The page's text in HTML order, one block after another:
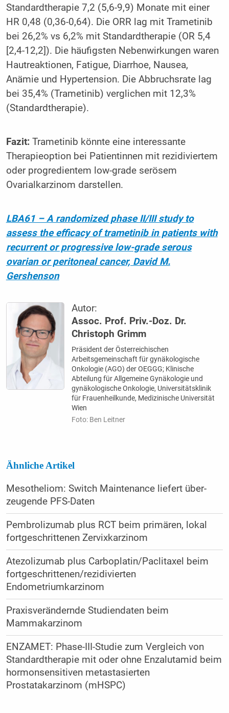
Standardtherapie 7,2 (5,6-9,9) Monate mit einer
HR 0,48 (0,36-0,64). Die ORR lag mit Trametinib
bei 26,2% vs 6,2% mit Standardtherapie (OR 5,4
[2,4-12,2]). Die häufigsten Nebenwirkungen waren
Hautreaktionen, Fatigue, Diarrhoe, Nausea,
Anämie und Hypertension. Die Abbruchsrate lag
bei 35,4% (Trametinib) verglichen mit 12,3%
(Standardtherapie).
Fazit: Trametinib könnte eine interessante
Therapieoption bei Patientinnen mit rezidiviertem
oder progredientem low-grade serösem
Ovarialkarzinom darstellen.
LBA61 – A randomized phase II/III study to
assess the efficacy of trametinib in patients with
recurrent or progressive low-grade serous
ovarian or peritoneal cancer, David M.
Gershenson
Autor:
Assoc. Prof. Priv.-Doz. Dr.
Christoph Grimm
Präsident der Österreichischen
Arbeitsgemeinschaft für gynäkologische
Onkologie (AGO) der OEGGG; Klinische
Abteilung für Allgemeine Gynäkologie und
gynäkologische Onkologie, Universitätsklinik
für Frauenheilkunde, Medizinische Universität
Wien
Foto: Ben Leitner
Ähnliche Artikel
Mesotheliom: Switch Main­te­nance liefert über­
zeugende PFS-Daten
Pembrolizumab plus RCT beim primären, lokal
fortgeschrittenen Zervixkarzinom
Atezolizumab plus Carboplatin/Paclitaxel beim
fortgeschrittenen/rezidivierten
Endometriumkarzinom
Praxisverändernde Studiendaten beim
Mammakarzinom
ENZAMET: Phase-III-Studie zum Vergleich von
Standardtherapie mit oder ohne Enzalutamid beim
hormonsensitiven metastasierten
Prostatakarzinom (mHSPC)